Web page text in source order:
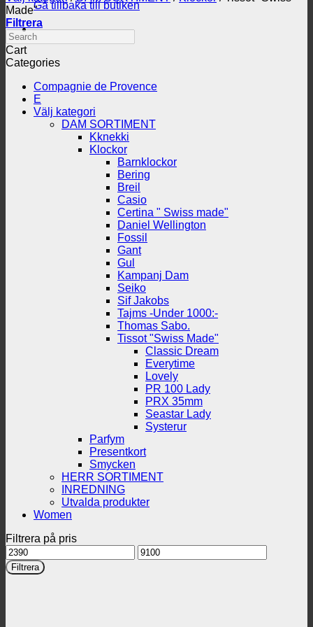
Gå tillbaka till butiken
Made"
Filtrera
Search
Cart
Categories
Compagnie de Provence
E
Välj kategori
DAM SORTIMENT
Kknekki
Klockor
Barnklockor
Bering
Breil
Casio
Certina " Swiss made"
Daniel Wellington
Fossil
Gant
Gul
Kampanj Dam
Seiko
Sif Jakobs
Tajms -Under 1000:-
Thomas Sabo.
Tissot "Swiss Made"
Classic Dream
Everytime
Lovely
PR 100 Lady
PRX 35mm
Seastar Lady
Systerur
Parfym
Presentkort
Smycken
HERR SORTIMENT
INREDNING
Utvalda produkter
Women
Filtrera på pris
Min
pris
Max
pris
Filtrera